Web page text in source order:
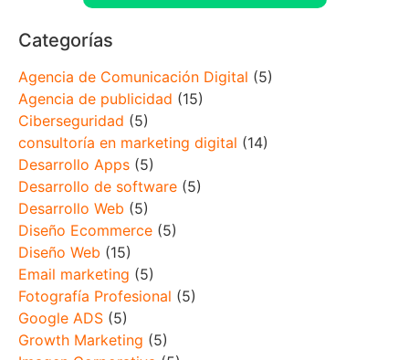
Categorías
Agencia de Comunicación Digital (5)
Agencia de publicidad (15)
Ciberseguridad (5)
consultoría en marketing digital (14)
Desarrollo Apps (5)
Desarrollo de software (5)
Desarrollo Web (5)
Diseño Ecommerce (5)
Diseño Web (15)
Email marketing (5)
Fotografía Profesional (5)
Google ADS (5)
Growth Marketing (5)